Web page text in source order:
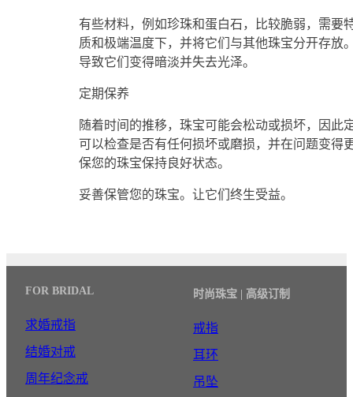
有些材料，例如珍珠和蛋白石，比较脆弱，需要
质和极端温度下，并将它们与其他珠宝分开存放
导致它们变得暗淡并失去光泽。
定期保养
随着时间的推移，珠宝可能会松动或损坏，因此
可以检查是否有任何损坏或磨损，并在问题变得
保您的珠宝保持良好状态。
妥善保管您的珠宝。让它们终生受益。
FOR BRIDAL
求婚戒指
结婚对戒
周年纪念戒
时尚珠宝 | 高级订制
戒指
耳环
吊坠